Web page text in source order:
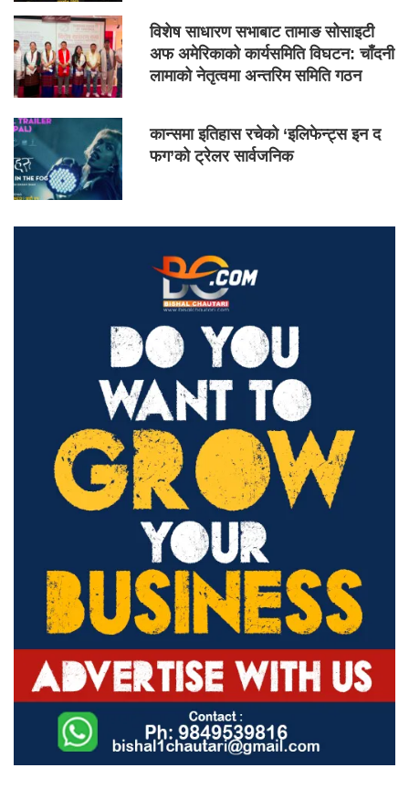
विशेष साधारण सभाबाट तामाङ सोसाइटी
अफ अमेरिकाको कार्यसमिति विघटन: चाँदनी
लामाको नेतृत्वमा अन्तरिम समिति गठन
कान्समा इतिहास रचेको ‘इलिफेन्ट्स इन द
फग’को ट्रेलर सार्वजनिक